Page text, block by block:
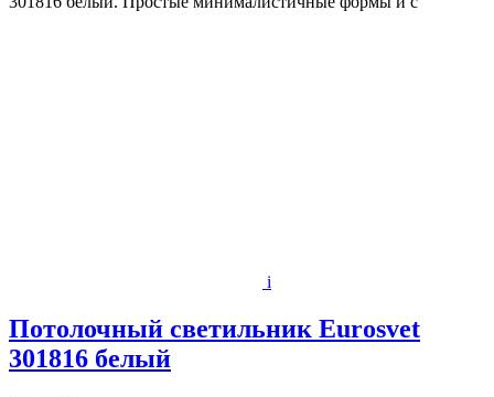
i
Потолочный светильник Eurosvet
301816 белый